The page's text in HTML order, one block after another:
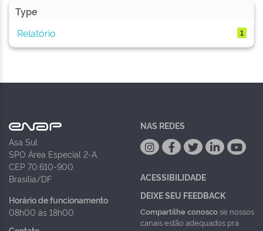
Type
Relatório
1
Asa Sul
SPO Área Especial 2-A
CEP 70.610-900
Brasília/DF
Horário de funcionamento
08h00 às 18h00
NAS REDES
ACESSIBILIDADE
DEIXE SEU FEEDBACK
Compartilhe conoscose nossos
canais estão adequados pra